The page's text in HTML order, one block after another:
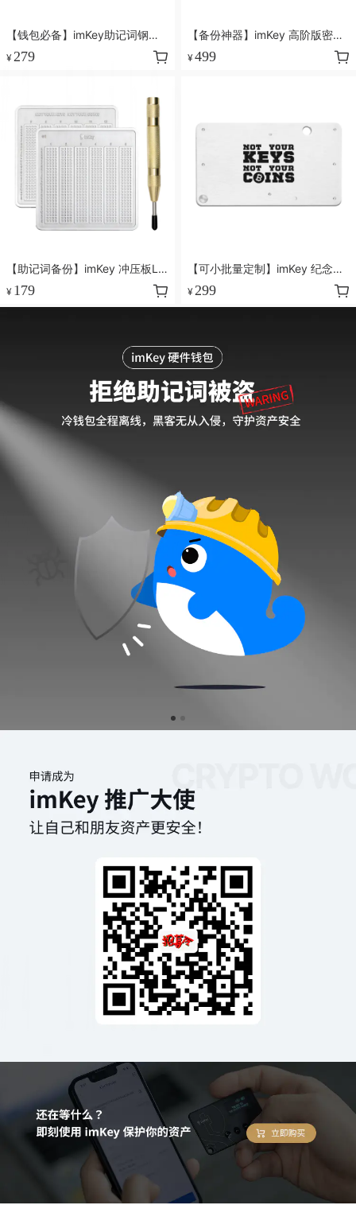
【钱包必备】imKey助记词钢板
密盒S1，比纸张更可靠
¥279
【备份神器】imKey 高阶版密盒
P1，更可靠更安全更全面
¥499
【助记词备份】imKey 冲压板L1
Pro ，离线备份 简单可靠
¥ 179
【可小批量定制】imKey 纪念版
定制密盒 S1
¥299